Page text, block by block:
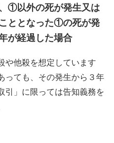
①以外の死が発生又は
ととなった①の死が発
が経過した場合
他殺を想定しています
っても、その発生から３年
引」に限っては告知義務を